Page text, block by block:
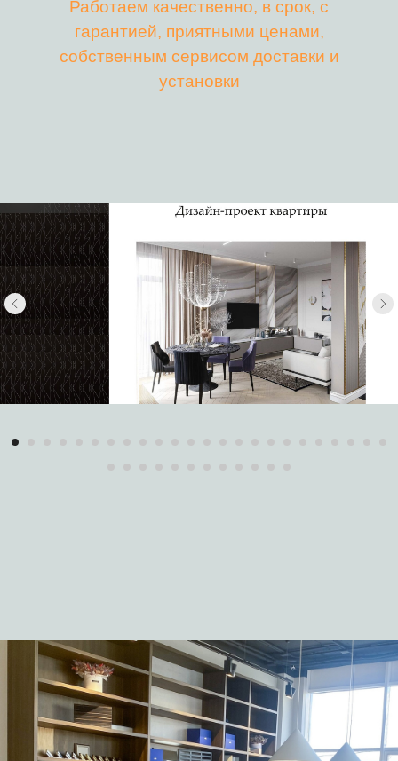
Работаем качественно, в срок, с
гарантией, приятными ценами,
собственным сервисом доставки и
установки